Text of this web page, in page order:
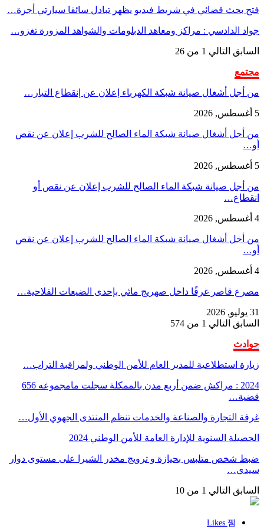
قضائي في شريط فيديو يظهر تبادل سائقا سيارتي أجرة…
: مراكز ومعاهد الدبلومات والشواهد المزورة تغزو…
التالي 1 من 26
أشغال صيانة شبكة الكهرباء إعلان عن إنقطاع التيار…
أشغال صيانة شبكة الماء الصالح للشرب إعلان عن نقص
صيانة شبكة الماء الصالح للشرب إعلان عن نقص أو
أشغال صيانة شبكة الماء الصالح للشرب إعلان عن نقص
قاصر غرقًا داخل صهريج مائي بإحدى الضيعات الفلاحية…
التالي 1 من 574
استطلاعية للمدير العام للأمن الوطني ولمراقبة التراب…
2024 : مراكش ضمن أربع مدن بالممكلة سجلت مامجموعه 656
والصناعة والخدمات تنظم المنتدى الجهوي الأول…
السنوية للإدارة العامة للأمن الوطني 2024
متلبس بحيازة و ترويج مخدر الشيرا على مستوى دوار
التالي 1 من 10